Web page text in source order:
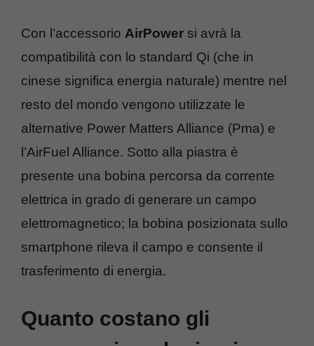
Con l’accessorio AirPower si avrà la
compatibilità con lo standard Qi (che in
cinese significa energia naturale) mentre nel
resto del mondo vengono utilizzate le
alternative Power Matters Alliance (Pma) e
l’AirFuel Alliance. Sotto alla piastra è
presente una bobina percorsa da corrente
elettrica in grado di generare un campo
elettromagnetico; la bobina posizionata sullo
smartphone rileva il campo e consente il
trasferimento di energia.
Quanto costano gli